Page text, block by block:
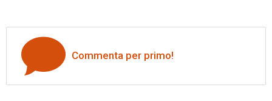
Commenta per primo!